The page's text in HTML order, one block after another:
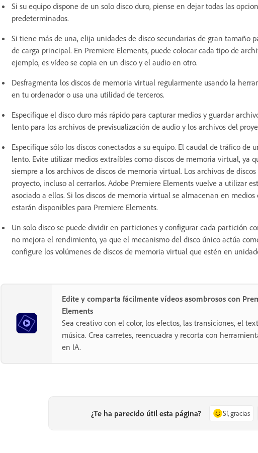
Si su equipo dispone de un solo disco duro, piense en dejar todas las
predeterminados.
Si tiene más de una, elija unidades de disco secundarias de gran tamaño
de carga principal. En Premiere Elements, puede colocar cada tipo de
ejemplo, es vídeo se copia en un disco y el audio en otro.
Desfragmenta los discos de memoria virtual regularmente usando la
en tu ordenador o usa una utilidad de terceros.
Especifique el disco duro más rápido para capturar medios y guardar
lento para los archivos de previsualización de audio y los archivos del
Especifique sólo los discos conectados a su equipo. El caudal de tráfico
lento. Evite utilizar medios extraíbles como discos de memoria virtual, ya
siempre a los archivos de discos de memoria virtual. Los archivos de
proyecto, incluso al cerrarlos. Adobe Premiere Elements vuelve a utilizar
asociado a ellos. Si los discos de memoria virtual se almacenan en
estarán disponibles para Premiere Elements.
Un solo disco se puede dividir en particiones y configurar cada partición
no mejora el rendimiento, ya que el mecanismo del disco único actúa
configure los volúmenes de discos de memoria virtual que estén en
Edite y comparta fácilmente vídeos asombrosos con
Elements
Sea creativo con el color, los efectos, las transiciones, el
música. Crea carretes, reencuadra y recorta con
en IA.
¿Te ha parecido útil esta página? Sí, gracias